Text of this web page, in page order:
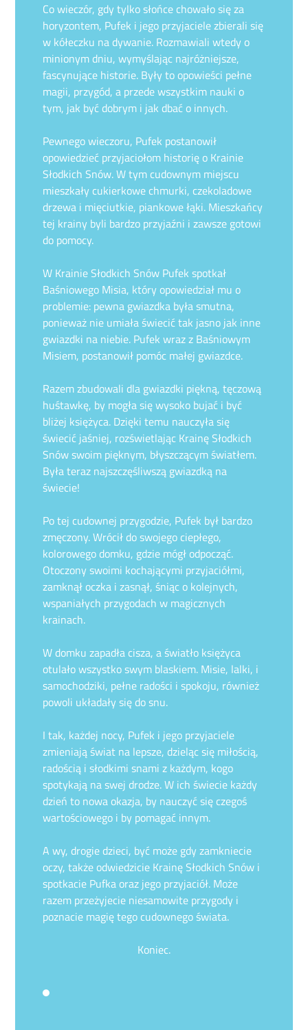
Co wieczór, gdy tylko słońce chowało się za
horyzontem, Pufek i jego przyjaciele zbierali się
w kółeczku na dywanie. Rozmawiali wtedy o
minionym dniu, wymyślając najróżniejsze,
fascynujące historie. Były to opowieści pełne
magii, przygód, a przede wszystkim nauki o
tym, jak być dobrym i jak dbać o innych.
Pewnego wieczoru, Pufek postanowił
opowiedzieć przyjaciołom historię o Krainie
Słodkich Snów. W tym cudownym miejscu
mieszkały cukierkowe chmurki, czekoladowe
drzewa i mięciutkie, piankowe łąki. Mieszkańcy
tej krainy byli bardzo przyjaźni i zawsze gotowi
do pomocy.
W Krainie Słodkich Snów Pufek spotkał
Baśniowego Misia, który opowiedział mu o
problemie: pewna gwiazdka była smutna,
ponieważ nie umiała świecić tak jasno jak inne
gwiazdki na niebie. Pufek wraz z Baśniowym
Misiem, postanowił pomóc małej gwiazdce.
Razem zbudowali dla gwiazdki piękną, tęczową
huśtawkę, by mogła się wysoko bujać i być
bliżej księżyca. Dzięki temu nauczyła się
świecić jaśniej, rozświetlając Krainę Słodkich
Snów swoim pięknym, błyszczącym światłem.
Była teraz najszczęśliwszą gwiazdką na
świecie!
Po tej cudownej przygodzie, Pufek był bardzo
zmęczony. Wrócił do swojego ciepłego,
kolorowego domku, gdzie mógł odpocząć.
Otoczony swoimi kochającymi przyjaciółmi,
zamknął oczka i zasnął, śniąc o kolejnych,
wspaniałych przygodach w magicznych
krainach.
W domku zapadła cisza, a światło księżyca
otulało wszystko swym blaskiem. Misie, lalki, i
samochodziki, pełne radości i spokoju, również
powoli układały się do snu.
I tak, każdej nocy, Pufek i jego przyjaciele
zmieniają świat na lepsze, dzieląc się miłością,
radością i słodkimi snami z każdym, kogo
spotykają na swej drodze. W ich świecie każdy
dzień to nowa okazja, by nauczyć się czegoś
wartościowego i by pomagać innym.
A wy, drogie dzieci, być może gdy zamkniecie
oczy, także odwiedzicie Krainę Słodkich Snów i
spotkacie Pufka oraz jego przyjaciół. Może
razem przeżyjecie niesamowite przygody i
poznacie magię tego cudownego świata.
Koniec.